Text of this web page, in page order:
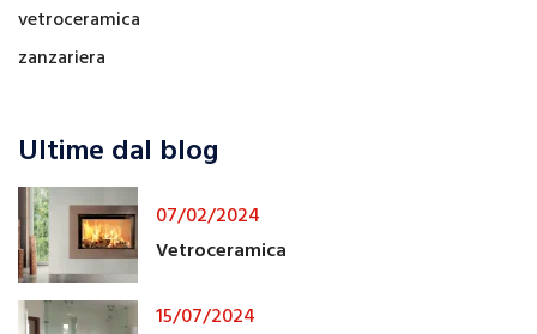
vetroceramica
zanzariera
Ultime dal blog
07/02/2024
Vetroceramica
15/07/2024